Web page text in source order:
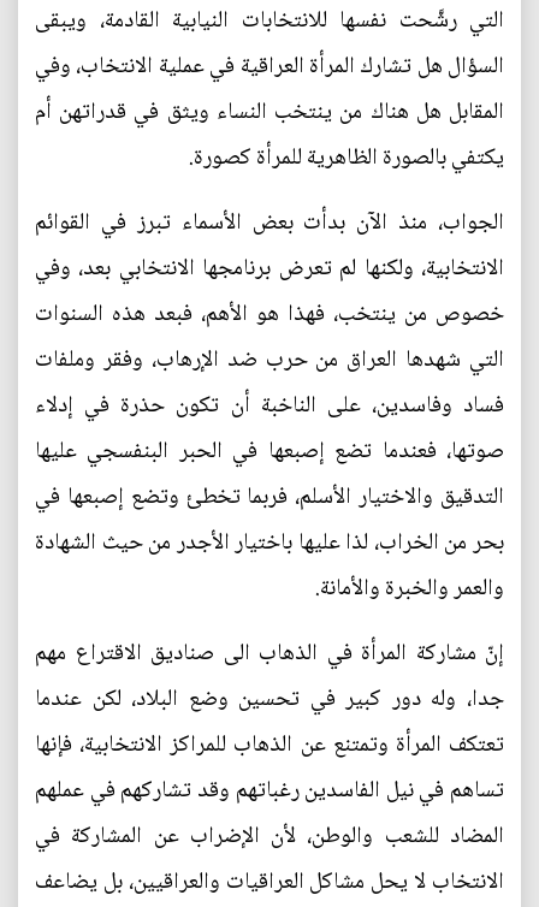
التي رشَّحت نفسها للانتخابات النيابية القادمة، ويبقى
السؤال هل تشارك المرأة العراقية في عملية الانتخاب، وفي
المقابل هل هناك من ينتخب النساء ويثق في قدراتهن أم
يكتفي بالصورة الظاهرية للمرأة كصورة.
الجواب، منذ الآن بدأت بعض الأسماء تبرز في القوائم
الانتخابية، ولكنها لم تعرض برنامجها الانتخابي بعد، وفي
خصوص من ينتخب، فهذا هو الأهم، فبعد هذه السنوات
التي شهدها العراق من حرب ضد الإرهاب، وفقر وملفات
فساد وفاسدين، على الناخبة أن تكون حذرة في إدلاء
صوتها، فعندما تضع إصبعها في الحبر البنفسجي عليها
التدقيق والاختيار الأسلم، فربما تخطئ وتضع إصبعها في
بحر من الخراب، لذا عليها باختيار الأجدر من حيث الشهادة
والعمر والخبرة والأمانة.
إنّ مشاركة المرأة في الذهاب الى صناديق الاقتراع مهم
جدا، وله دور كبير في تحسين وضع البلاد، لكن عندما
تعتكف المرأة وتمتنع عن الذهاب للمراكز الانتخابية، فإنها
تساهم في نيل الفاسدين رغباتهم وقد تشاركهم في عملهم
المضاد للشعب والوطن، لأن الإضراب عن المشاركة في
الانتخاب لا يحل مشاكل العراقيات والعراقيين، بل يضاعف